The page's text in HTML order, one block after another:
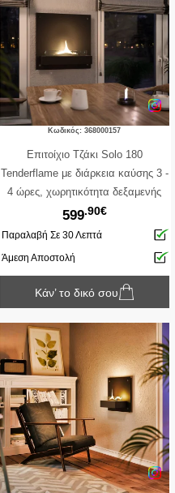
Κωδικός: 368000157
Επιτοίχιο Tζάκι Solo 180
Tenderflame με διάρκεια καύσης 3 -
4 ώρες, χωρητικότητα δεξαμενής
1000ml και διαστάσεις 57x23x57cm
- Black
599.90€
Παραλαβή Σε 30 Λεπτά
Άμεση Αποστολή
Κάν’ το δικό σου